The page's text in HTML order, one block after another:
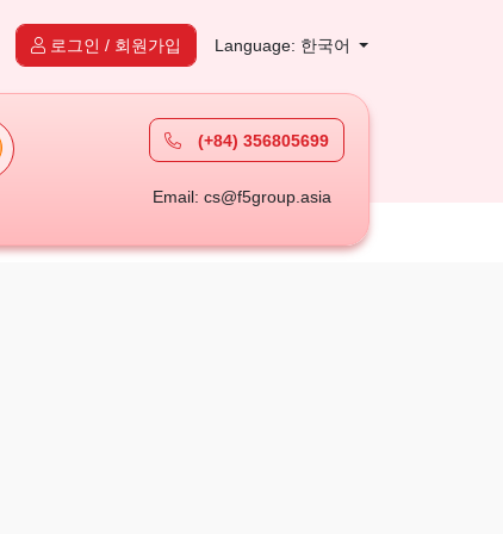
로그인 / 회원가입 Language: 한국어
(+84) 356805699
Email: cs@f5group.asia